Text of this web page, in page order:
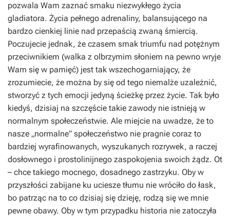
pozwala Wam zaznać smaku niezwykłego życia
gladiatora. Życia pełnego adrenaliny, balansującego na
bardzo cienkiej linie nad przepaścią zwaną śmiercią.
Poczujecie jednak, że czasem smak triumfu nad potężnym
przeciwnikiem (walka z olbrzymim słoniem na pewno wryje
Wam się w pamięć) jest tak wszechogarniający, że
zrozumiecie, że można by się od tego niemalże uzależnić,
stworzyć z tych emocji jedyną ścieżkę przez życie. Tak było
kiedyś, dzisiaj na szczęście takie zawody nie istnieją w
normalnym społeczeństwie. Ale miejcie na uwadze, że to
nasze „normalne” społeczeństwo nie pragnie coraz to
bardziej wyrafinowanych, wyszukanych rozrywek, a raczej
dosłownego i prostolinijnego zaspokojenia swoich żądz. Ot
– chce takiego mocnego, dosadnego zastrzyku. Oby w
przyszłości zabijane ku uciesze tłumu nie wróciło do łask,
bo patrząc na to co dzisiaj się dzieję, rodzą się we mnie
pewne obawy. Oby w tym przypadku historia nie zatoczyła